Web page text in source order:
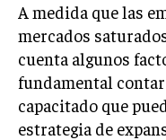
GESTIÓN
SUMINISTRO
LOGÍSTICA
CALIDAD Y
A medida que las
mercados
cuenta algunos
fundamental
capacitado que
estrategia de